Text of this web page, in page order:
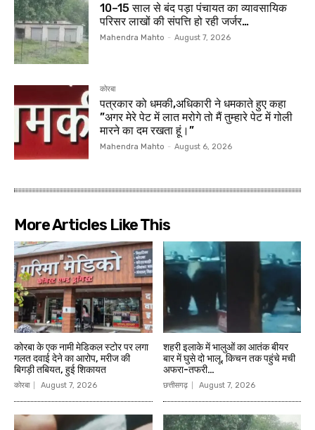
10–15 साल से बंद पड़ा पंचायत का व्यावसायिक
परिसर लाखों की संपत्ति हो रही जर्जर…
Mahendra Mahto - August 7, 2026
कोरबा
पत्रकार को धमकी,अधिकारी ने धमकाते हुए कहा
”अगर मेरे पेट में लात मरोगे तो मैं तुम्हारे पेट में गोली
मारने का दम रखता हूं।”
Mahendra Mahto - August 6, 2026
More Articles Like This
कोरबा के एक नामी मेडिकल स्टोर पर लगा
गलत दवाई देने का आरोप, मरीज की
बिगड़ी तबियत, हुई शिकायत
कोरबा August 7, 2026
शहरी इलाके में भालुओं का आतंक बीयर
बार में घुसे दो भालू, किचन तक पहुंचे मची
अफरा-तफरी…
छत्तीसगढ़ August 7, 2026